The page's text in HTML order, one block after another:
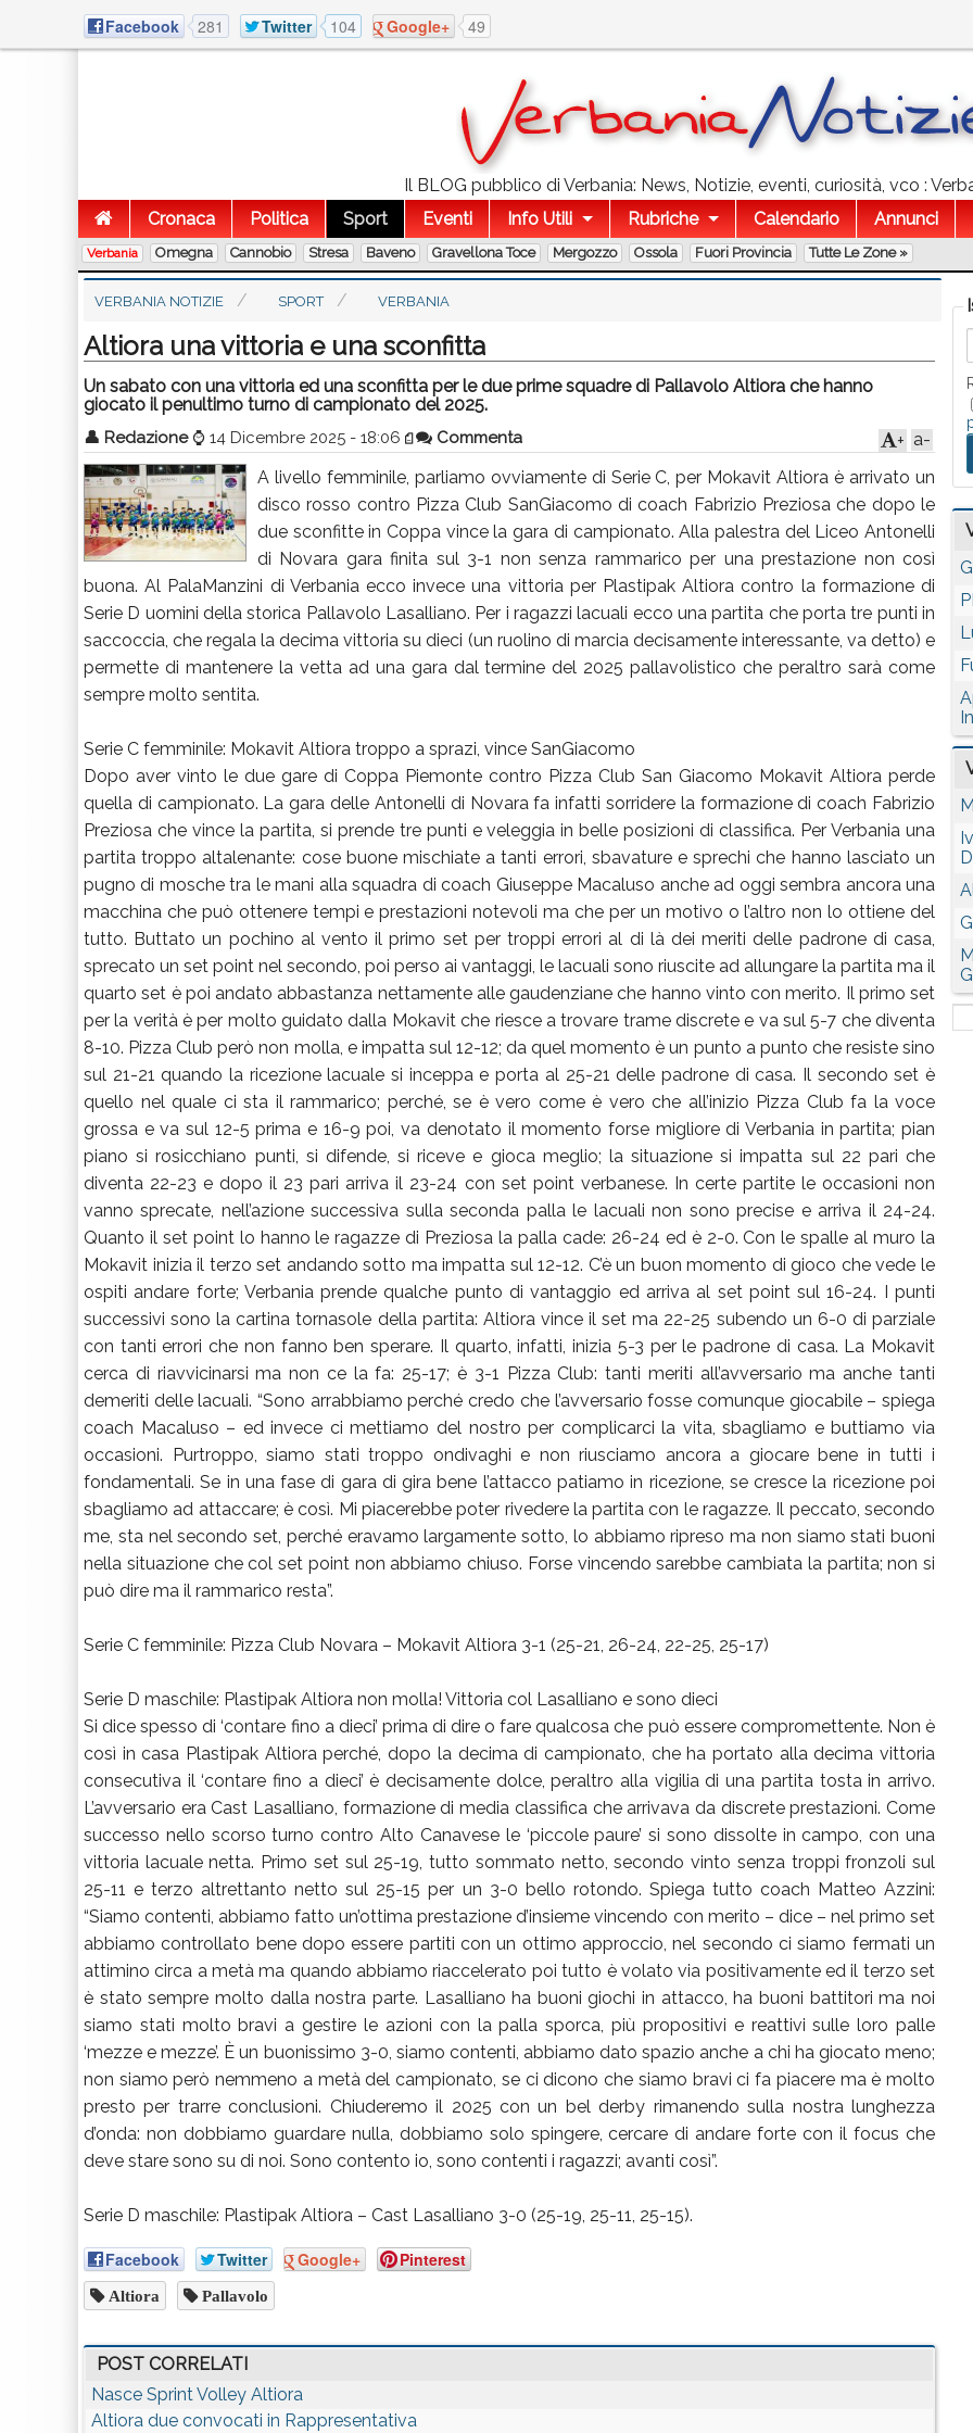
Facebook 281 Twitter 104 Google+ 49
Il BLOG pubblico di Verbania: News, Notizie, eventi, curiosità, vco :
Cronaca
Politica Sport Eventi Info Utili Rubriche Calendario Annunci
Verbania Omegna Cannobio Stresa Baveno Gravellona Toce Mergozzo Ossola Fuori Provincia Tutte Le Zone »
VERBANIA NOTIZIE SPORT VERBANIA
Altiora una vittoria e una sconfitta
Un sabato con una vittoria ed una sconfitta per le due prime squadre di Pallavolo Altiora che hanno
giocato il penultimo turno di campionato del 2025.
👤 Redazione ⌚ 14 Dicembre 2025 - 18:06 Commenta a-
+
A livello femminile, parliamo ovviamente di Serie C, per Mokavit Altiora è arrivato un
disco rosso contro Pizza Club SanGiacomo di coach Fabrizio Preziosa che dopo le
due sconfitte in Coppa vince la gara di campionato. Alla palestra del Liceo Antonelli
di Novara gara finita sul 3-1 non senza rammarico per una prestazione non così
buona. Al PalaManzini di Verbania ecco invece una vittoria per Plastipak Altiora contro la formazione di
Serie D uomini della storica Pallavolo Lasalliano. Per i ragazzi lacuali ecco una partita che porta tre punti in
saccoccia, che regala la decima vittoria su dieci (un ruolino di marcia decisamente interessante, va detto) e
permette di mantenere la vetta ad una gara dal termine del 2025 pallavolistico che peraltro sarà come
sempre molto sentita.
Serie C femminile: Mokavit Altiora troppo a sprazi, vince SanGiacomo
Dopo aver vinto le due gare di Coppa Piemonte contro Pizza Club San Giacomo Mokavit Altiora perde
quella di campionato. La gara delle Antonelli di Novara fa infatti sorridere la formazione di coach Fabrizio
Preziosa che vince la partita, si prende tre punti e veleggia in belle posizioni di classifica. Per Verbania una
partita troppo altalenante: cose buone mischiate a tanti errori, sbavature e sprechi che hanno lasciato un
pugno di mosche tra le mani alla squadra di coach Giuseppe Macaluso anche ad oggi sembra ancora una
macchina che può ottenere tempi e prestazioni notevoli ma che per un motivo o l’altro non lo ottiene del
tutto. Buttato un pochino al vento il primo set per troppi errori al di là dei meriti delle padrone di casa,
sprecato un set point nel secondo, poi perso ai vantaggi, le lacuali sono riuscite ad allungare la partita ma il
quarto set è poi andato abbastanza nettamente alle gaudenziane che hanno vinto con merito. Il primo set
per la verità è per molto guidato dalla Mokavit che riesce a trovare trame discrete e va sul 5-7 che diventa
8-10. Pizza Club però non molla, e impatta sul 12-12; da quel momento è un punto a punto che resiste sino
sul 21-21 quando la ricezione lacuale si inceppa e porta al 25-21 delle padrone di casa. Il secondo set è
quello nel quale ci sta il rammarico; perché, se è vero come è vero che all’inizio Pizza Club fa la voce
grossa e va sul 12-5 prima e 16-9 poi, va denotato il momento forse migliore di Verbania in partita; pian
piano si rosicchiano punti, si difende, si riceve e gioca meglio; la situazione si impatta sul 22 pari che
diventa 22-23 e dopo il 23 pari arriva il 23-24 con set point verbanese. In certe partite le occasioni non
vanno sprecate, nell’azione successiva sulla seconda palla le lacuali non sono precise e arriva il 24-24.
Quanto il set point lo hanno le ragazze di Preziosa la palla cade: 26-24 ed è 2-0. Con le spalle al muro la
Mokavit inizia il terzo set andando sotto ma impatta sul 12-12. C’è un buon momento di gioco che vede le
ospiti andare forte; Verbania prende qualche punto di vantaggio ed arriva al set point sul 16-24. I punti
successivi sono la cartina tornasole della partita: Altiora vince il set ma 22-25 subendo un 6-0 di parziale
con tanti errori che non fanno ben sperare. Il quarto, infatti, inizia 5-3 per le padrone di casa. La Mokavit
cerca di riavvicinarsi ma non ce la fa: 25-17; è 3-1 Pizza Club: tanti meriti all’avversario ma anche tanti
demeriti delle lacuali. “Sono arrabbiamo perché credo che l’avversario fosse comunque giocabile – spiega
coach Macaluso – ed invece ci mettiamo del nostro per complicarci la vita, sbagliamo e buttiamo via
occasioni. Purtroppo, siamo stati troppo ondivaghi e non riusciamo ancora a giocare bene in tutti i
fondamentali. Se in una fase di gara di gira bene l’attacco patiamo in ricezione, se cresce la ricezione poi
sbagliamo ad attaccare; è così. Mi piacerebbe poter rivedere la partita con le ragazze. Il peccato, secondo
me, sta nel secondo set, perché eravamo largamente sotto, lo abbiamo ripreso ma non siamo stati buoni
nella situazione che col set point non abbiamo chiuso. Forse vincendo sarebbe cambiata la partita; non si
può dire ma il rammarico resta”.
Serie C femminile: Pizza Club Novara – Mokavit Altiora 3-1 (25-21, 26-24, 22-25, 25-17)
Serie D maschile: Plastipak Altiora non molla! Vittoria col Lasalliano e sono dieci
Si dice spesso di ‘contare fino a dieci’ prima di dire o fare qualcosa che può essere compromettente. Non è
così in casa Plastipak Altiora perché, dopo la decima di campionato, che ha portato alla decima vittoria
consecutiva il ‘contare fino a dieci’ è decisamente dolce, peraltro alla vigilia di una partita tosta in arrivo.
L’avversario era Cast Lasalliano, formazione di media classifica che arrivava da discrete prestazioni. Come
successo nello scorso turno contro Alto Canavese le ‘piccole paure’ si sono dissolte in campo, con una
vittoria lacuale netta. Primo set sul 25-19, tutto sommato netto, secondo vinto senza troppi fronzoli sul
25-11 e terzo altrettanto netto sul 25-15 per un 3-0 bello rotondo. Spiega tutto coach Matteo Azzini:
“Siamo contenti, abbiamo fatto un’ottima prestazione d’insieme vincendo con merito – dice – nel primo set
abbiamo controllato bene dopo essere partiti con un ottimo approccio, nel secondo ci siamo fermati un
attimino circa a metà ma quando abbiamo riaccelerato poi tutto è volato via positivamente ed il terzo set
è stato sempre molto dalla nostra parte. Lasalliano ha buoni giochi in attacco, ha buoni battitori ma noi
siamo stati molto bravi a gestire le azioni con la palla sporca, più propositivi e reattivi sulle loro palle
‘mezze e mezze’. È un buonissimo 3-0, siamo contenti, abbiamo dato spazio anche a chi ha giocato meno;
non siamo però nemmeno a metà del campionato, se ci dicono che siamo bravi ci fa piacere ma è molto
presto per trarre conclusioni. Chiuderemo il 2025 con un bel derby rimanendo sulla nostra lunghezza
d’onda: non dobbiamo guardare nulla, dobbiamo solo spingere, cercare di andare forte con il focus che
deve stare sono su di noi. Sono contento io, sono contenti i ragazzi; avanti così”.
Serie D maschile: Plastipak Altiora – Cast Lasalliano 3-0 (25-19, 25-11, 25-15).
Facebook Twitter Google+ Pinterest
Altiora Pallavolo
POST CORRELATI
Nasce Sprint Volley Altiora
Altiora due convocati in Rappresentativa